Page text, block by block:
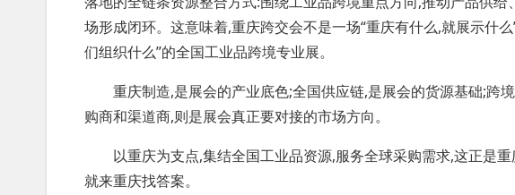
场形成闭环。这意味着,重庆跨交会不是一场“重庆有什么,就展示什
们组织什么”的全国工业品跨境专业展。
重庆制造,是展会的产业底色;全国供应链,是展会的货源基础;跨
购商和渠道商,则是展会真正要对接的市场方向。
以重庆为支点,集结全国工业品资源,服务全球采购需求,这正是重
就来重庆找答案。